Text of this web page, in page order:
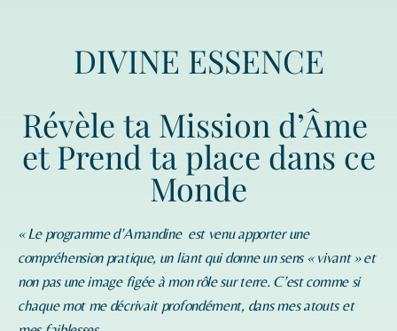
DIVINE ESSENCE
Révèle ta Mission d’Âme
et Prend ta place dans ce
Monde
« Le programme d’Amandineest venu apporter une
compréhension pratique, un liant qui donne un sens « vivant » et
non pas une image figée à mon rôle sur terre. C’est comme si
chaque mot me décrivait profondément, dans mes atouts et